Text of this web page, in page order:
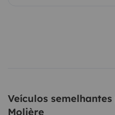
Veículos
Molière